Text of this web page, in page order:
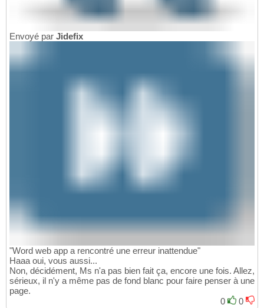
Envoyé par Jidefix
"Word web app a rencontré une erreur inattendue"
Haaa oui, vous aussi...
Non, décidément, Ms n'a pas bien fait ça, encore une fois. Allez,
sérieux, il n'y a même pas de fond blanc pour faire penser à une
page.
0
0